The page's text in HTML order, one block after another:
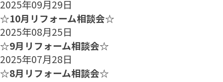
2025年09月29日
☆10月リフォーム相談会☆
2025年08月25日
☆9月リフォーム相談会☆
2025年07月28日
☆8月リフォーム相談会☆